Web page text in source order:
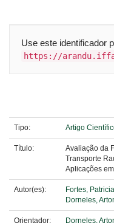
Use este identificador
https://
Tipo: Artigo
Título:
Avaliação da
Transporte
Aplicações
Autor(es):
Fortes,
Dorneles,
Orientador: Dorneles,